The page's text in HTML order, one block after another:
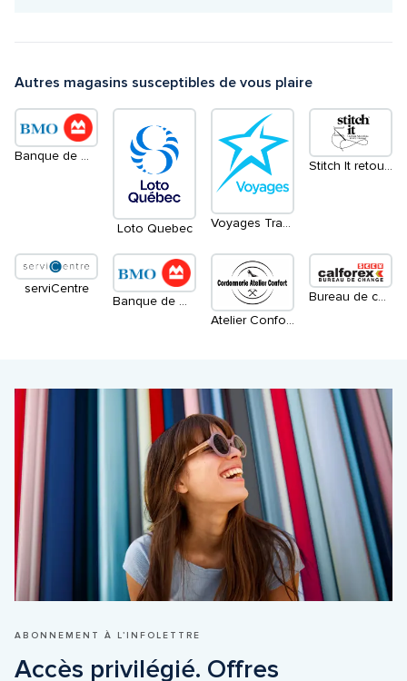
Autres magasins susceptibles de vous plaire
Banque de Montréal - Guichet Automatique
Loto Quebec Voyages Transat
Stitch It retouches de vêtements et nettoyage à sec
serviCentre
Banque de Montréal
Atelier Confort cordonnerie
Bureau de change Calforex
ABONNEMENT À L’INFOLETTRE
Accès privilégié. Offres